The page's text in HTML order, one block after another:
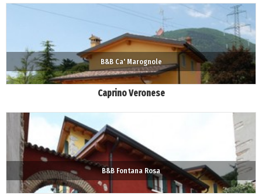
B&B Ca' Marognole
Caprino Veronese
B&B Fontana Rosa